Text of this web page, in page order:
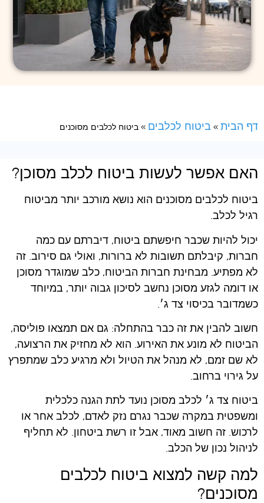
דף הבית » ביטוח לכלבים » ביטוח לכלבים מסוכנים
האם אפשר לעשות ביטוח לכלב מסוכן?
ביטוח לכלבים מסוכנים הוא נושא מורכב יותר מביטוח
רגיל לכלב.
יכול להיות שכבר חיפשתם ביטוח, דיברתם עם כמה
חברות, קיבלתם תשובות לא ברורות, ואולי גם סירוב. זה
לא מפתיע. מבחינת חברות הביטוח, כלב שמוגדר מסוכן
או דומה לגזע מסוכן נחשב לסיכון גבוה יותר, במיוחד
כשמדובר בכיסוי צד ג׳.
חשוב להבין את זה כבר בהתחלה: גם אם תמצאו פוליסה,
הביטוח לא מונע את האירוע. הוא לא מחזיק את הרצועה,
לא שם זמם, לא מנהל את הטיול ולא מרגיע כלב שמתפרץ
על גירוי ברחוב.
ביטוח צד ג׳ לכלב מסוכן נועד לתת הגנה כלכלית
ומשפטית במקרה שכבר נגרם נזק לאדם, לכלב אחר או
לרכוש. זה חשוב מאוד, אבל זו רשת ביטחון. לא תחליף
לניהול נכון של הכלב.
למה קשה למצוא ביטוח לכלבים
מסוכנים?